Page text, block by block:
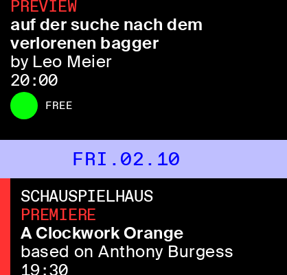
PREVIEW
auf der suche nach dem
verlorenen bagger
by Leo Meier
20:00
FREE
FRI.02.10
SCHAUSPIELHAUS
PREMIERE
A Clockwork Orange
based on Anthony Burgess
19:30